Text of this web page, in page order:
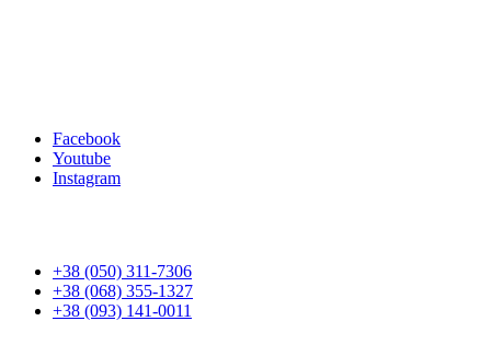
Facebook
Youtube
Instagram
+38 (050) 311-7306
+38 (068) 355-1327
+38 (093) 141-0011